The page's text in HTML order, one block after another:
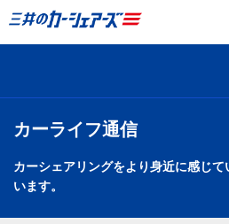
カーライフ通信
カーシェアリングをより身近に感じ
います。